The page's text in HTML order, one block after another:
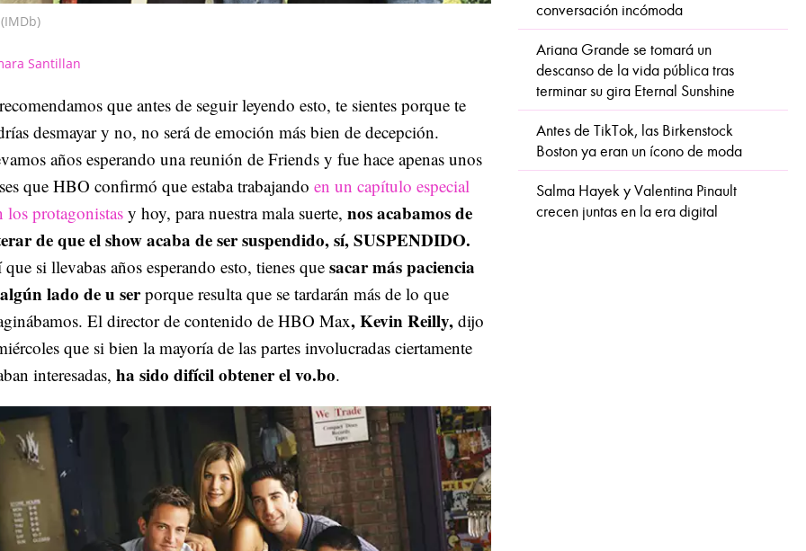
(IMDb)
Santillan
que antes de seguir leyendo esto, te sientes porque te
desmayar y no, no será de emoción más bien de decepción.
años esperando una reunión de Friends y fue hace apenas unos
que HBO confirmó que estaba trabajando en un capítulo especial
los protagonistas y hoy, para nuestra mala suerte, nos acabamos de
de que el show acaba de ser suspendido, sí, SUSPENDIDO.
si llevabas años esperando esto, tienes que sacar más paciencia
lado de u serporque resulta que se tardarán más de lo que
El director de contenido de HBO Max, Kevin Reilly, dijo
que si bien la mayoría de las partes involucradas ciertamente
interesadas, ha sido difícil obtener el vo.bo.
conversación incómoda
Ariana Grande se tomará un
descanso de la vida pública tras
terminar su gira Eternal Sunshine
Antes de TikTok, las Birkenstock
Boston ya eran un ícono de moda
Salma Hayek y Valentina Pinault
crecen juntas en la era digital